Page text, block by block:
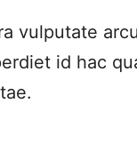
vulputate
id hac